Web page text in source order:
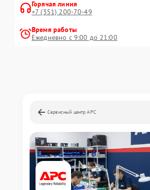
Горячая линия
+7 (351) 200-70-49
Время работы
Ежедневно с 9:00 до 21:00
Сервисный центр APC